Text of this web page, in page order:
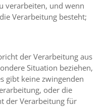
verarbeiten, und wenn
Verarbeitung besteht;
der Verarbeitung aus
Situation beziehen,
gibt keine zwingenden
oder die
der Verarbeitung für